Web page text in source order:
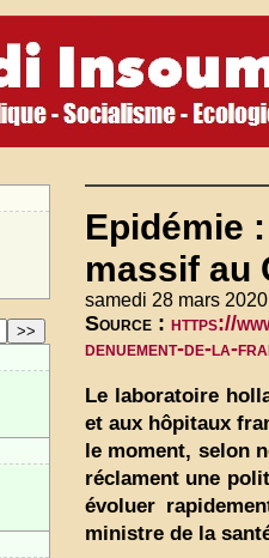
Epidémie
massif au
samedi 28 mars
Source : https://
denuement-de-la-
Le laboratoire
et aux hôpitaux
le moment, selon
réclament une
évoluer
ministre de la